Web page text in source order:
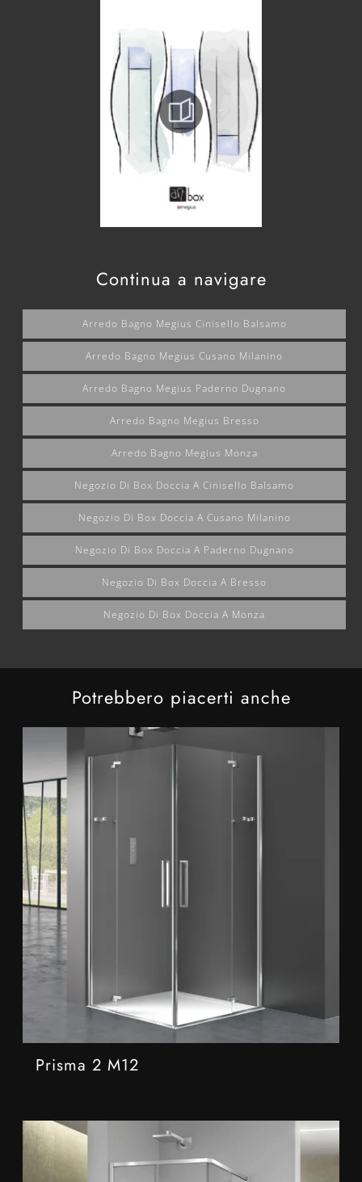
Continua a navigare
Arredo Bagno Megius Cinisello Balsamo
Arredo Bagno Megius Cusano Milanino
Arredo Bagno Megius Paderno Dugnano
Arredo Bagno Megius Bresso
Arredo Bagno Megius Monza
Negozio Di Box Doccia A Cinisello Balsamo
Negozio Di Box Doccia A Cusano Milanino
Negozio Di Box Doccia A Paderno Dugnano
Negozio Di Box Doccia A Bresso
Negozio Di Box Doccia A Monza
Potrebbero piacerti anche
Prisma 2 M12